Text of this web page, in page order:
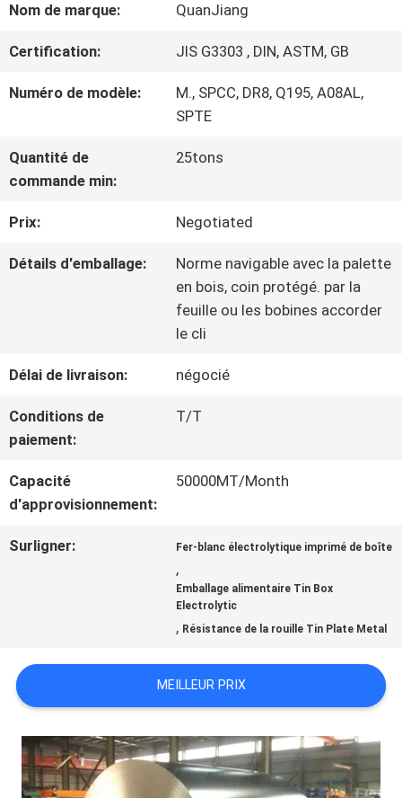
VISITE
D'USINE
CONTRÔLE
NOUVELLES
CAS
DEMANDEZ
PLAN
DU
SITE
Nom de marque: QuanJiang
Certification: JIS G3303 , DIN, ASTM, GB
Numéro de modèle:
M., SPCC, DR8, Q195, A08AL,
SPTE
Quantité de
commande min:
25tons
Prix: Negotiated
Détails d'emballage:
Norme navigable avec la palette
en bois, coin protégé. par la
feuille ou les bobines accorder
le cli
Délai de livraison: négocié
Conditions de
paiement:
T/T
Capacité
d'approvisionnement:
50000MT/Month
Surligner: Fer-blanc électrolytique imprimé de boîte
,
Emballage alimentaire Tin Box
Electrolytic
, Résistance de la rouille Tin Plate Metal
MEILLEUR PRIX